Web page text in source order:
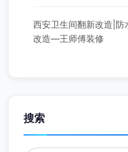
西安卫生间翻新改造|
改造—王师傅装修
搜索